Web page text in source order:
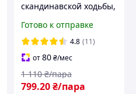
скандинавской ходьбы,
гор похода,
Туристические палки
Hechpro черные 3924-2
Готово к отправке
4.8 (11)
от80₴/мес
799.20₴/пара
1 110 ₴/пара